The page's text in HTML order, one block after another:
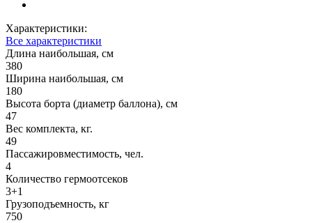
Характеристики:
Все характеристики
Длина наибольшая, см
380
Ширина наибольшая, см
180
Высота борта (диаметр баллона), см
47
Вес комплекта, кг.
49
Пассажировместимость, чел.
4
Количество гермоотсеков
3+1
Грузоподъемность, кг
750